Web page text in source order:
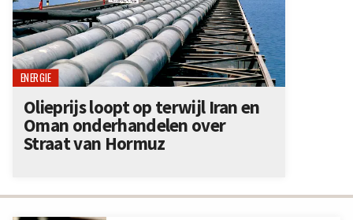
ENERGIE
Olieprijs loopt op terwijl Iran en
Oman onderhandelen over
Straat van Hormuz